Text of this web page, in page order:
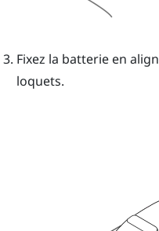
Fixez la batterie en
loquets.